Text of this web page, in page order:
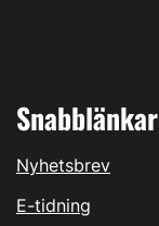
Snabblänkar
Nyhetsbrev
E-tidning